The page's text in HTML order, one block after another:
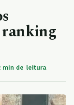
ranking
min de leitura